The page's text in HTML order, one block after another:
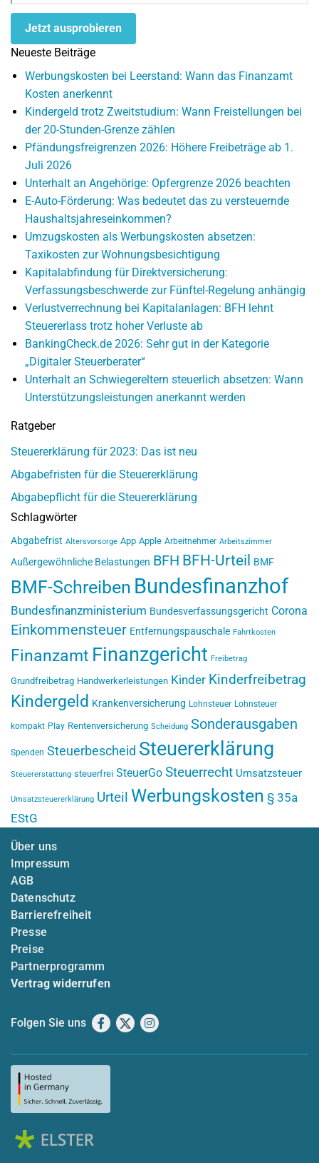
Jetzt ausprobieren
Neueste Beiträge
Werbungskosten bei Leerstand: Wann das Finanzamt
Kosten anerkennt
Kindergeld trotz Zweitstudium: Wann Freistellungen bei
der 20-Stunden-Grenze zählen
Pfändungsfreigrenzen 2026: Höhere Freibeträge ab 1.
Juli 2026
Unterhalt an Angehörige: Opfergrenze 2026 beachten
E-Auto-Förderung: Was bedeutet das zu versteuernde
Haushaltsjahreseinkommen?
Umzugskosten als Werbungskosten absetzen:
Taxikosten zur Wohnungsbesichtigung
Kapitalabfindung für Direktversicherung:
Verfassungsbeschwerde zur Fünftel-Regelung anhängig
Verlustverrechnung bei Kapitalanlagen: BFH lehnt
Steuererlass trotz hoher Verluste ab
BankingCheck.de 2026: Sehr gut in der Kategorie
„Digitaler Steuerberater“
Unterhalt an Schwiegereltern steuerlich absetzen: Wann
Unterstützungsleistungen anerkannt werden
Ratgeber
Steuererklärung für 2023: Das ist neu
Abgabefristen für die Steuererklärung
Abgabepflicht für die Steuererklärung
Schlagwörter
Abgabefrist Altersvorsorge App Apple Arbeitnehmer Arbeitszimmer
Außergewöhnliche Belastungen BFH BFH-Urteil BMF
BMF-Schreiben Bundesfinanzhof
Bundesfinanzministerium Bundesverfassungsgericht Corona
Einkommensteuer Entfernungspauschale Fahrtkosten
Finanzamt Finanzgericht Freibetrag
Grundfreibetrag Handwerkerleistungen Kinder Kinderfreibetrag
Kindergeld Krankenversicherung Lohnsteuer Lohnsteuer
kompakt Play Rentenversicherung Scheidung Sonderausgaben
Spenden Steuerbescheid Steuererklärung
Steuererstattung steuerfrei SteuerGo Steuerrecht Umsatzsteuer
Umsatzsteuererklärung Urteil Werbungskosten § 35a
EStG
Über uns
Impressum
AGB
Datenschutz
Barrierefreiheit
Presse
Preise
Partnerprogramm
Vertrag widerrufen
Folgen Sie uns Facebook
X Instagram